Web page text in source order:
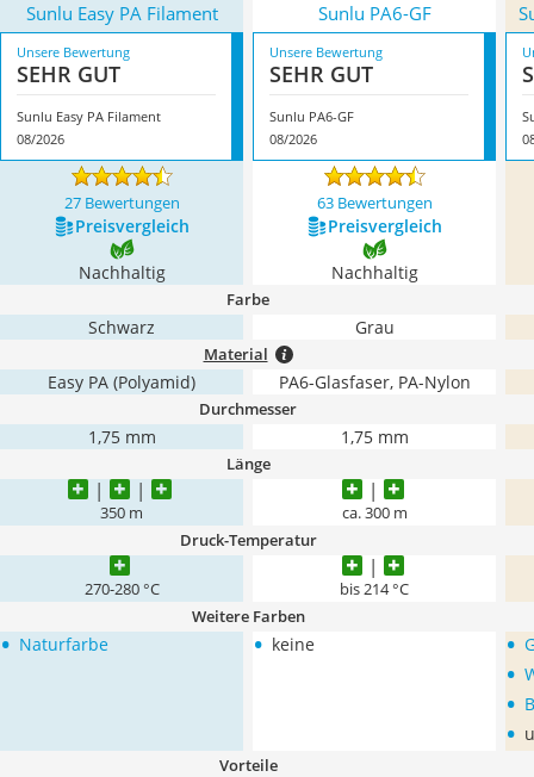
Sunlu Easy PA Filament Sunlu PA6-GF
Unsere Bewertung
SEHR GUT
Sunlu Easy PA Filament
08/2026
Unsere Bewertung
SEHR GUT
Sunlu PA6-GF
08/2026
27 Bewertungen 63 Bewertungen
Preis­vergleich Preis­vergleich
Nachhaltig Nachhaltig
Farbe
Schwarz Grau
Material
Easy PA (Polyamid) PA6-Glasfaser, PA-Nylon
Durchmesser
1,75 mm 1,75 mm
Länge
350 m ca. 300 m
Druck-Temperatur
270-280 °C bis 214 °C
Weitere Farben
• Naturfarbe • keine •
•
•
•
Vorteile